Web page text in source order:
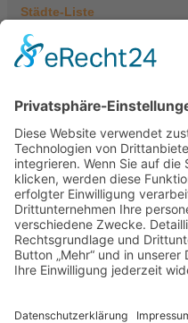
Städte-Liste
Einträge in Hessen (1)
Praxis für
Dreieichstr.
63263
Tel.:
E-Mail |
Verfahren